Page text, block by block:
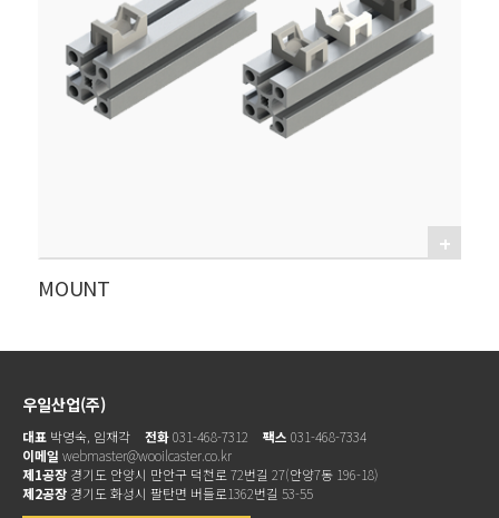
MOUNT
우일산업(주)
대표 박영숙, 임재각 전화031-468-7312 팩스 031-468-7334
이메일 webmaster@wooilcaster.co.kr
제1공장 경기도 안양시 만안구 덕천로 72번길 27(안양7동 196-18)
제2공장 경기도 화성시 팔탄면 버들로1362번길 53-55